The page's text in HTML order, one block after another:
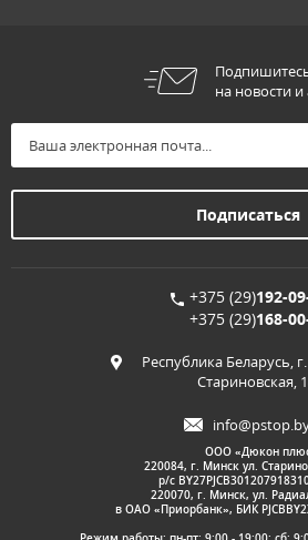
на новости
+375 (29)192-
+375 (29)168-
Республика Беларусь,
Стариновская,
ООО «Дюкон
220084, г. Минск ул.
р/с
220070, г. Минск, ул.
в ОАО «Приорбанк», БИК